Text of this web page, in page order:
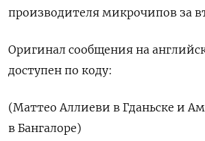
производителя микрочипов за
Оригинал сообщения на
доступен по коду:
(Маттео Аллиеви в Гданьске и
в Бангалоре)